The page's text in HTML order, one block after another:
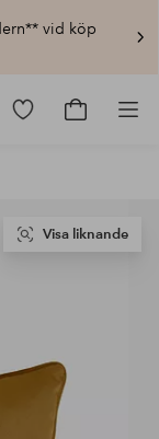
vid köp
Gå
Gå
Visa liknande